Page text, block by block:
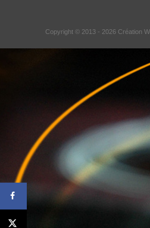
Copyright © 2013 - 2026 Création